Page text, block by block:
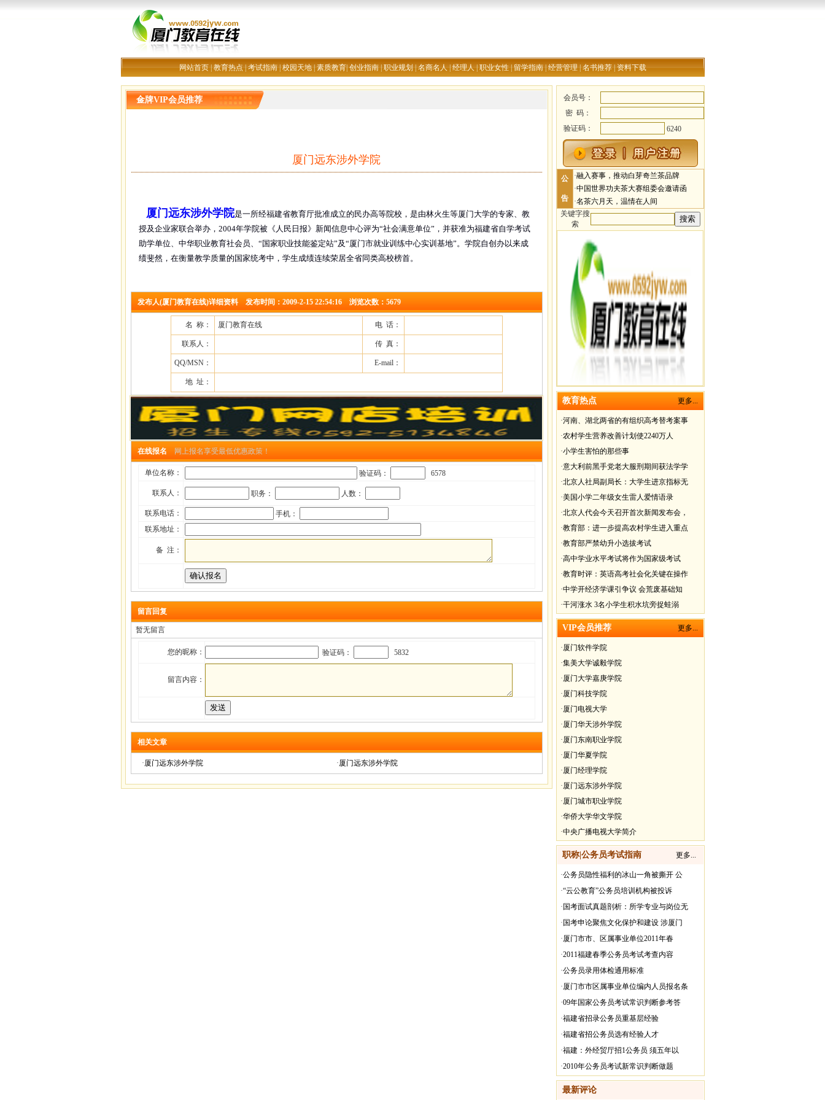
网站首页|教育热点|考试指南|校园天地|素质教育|创业指南|职业规划|名商名人|经理人|职业女性|留学指南|经营管理|名书推荐|资料下载
金牌VIP会员推荐
厦门远东涉外学院
厦门远东涉外学院是一所经福建省教育厅批准成立的民办高等院校，是由林火生等厦门大学的专家、教
授及企业家联合举办，2004年学院被《人民日报》新闻信息中心评为“社会满意单位”，并获准为福建省自学考试
助学单位、中华职业教育社会员、“国家职业技能鉴定站”及“厦门市就业训练中心实训基地”。学院自创办以来成
绩斐然，在衡量教学质量的国家统考中，学生成绩连续荣居全省同类高校榜首。
发布人(厦门教育在线)详细资料 发布时间：2009-2-15 22:54:16 浏览次数：5679
名 称： 厦门教育在线 电 话：
联系人： 传 真：
QQ/MSN： E-mail：
地 址：
在线报名 网上报名享受最低优惠政策！
单位名称： 验证码： 6578
联系人： 职务： 人数：
联系电话：
手机：
联系地址：
备 注：
留言回复
暂无留言
您的昵称： 验证码： 5832
留言内容：
相关文章
·厦门远东涉外学院 ·厦门远东涉外学院
会员号：
密 码：
验证码：
6240
公
告
·融入赛事，推动白芽奇兰茶品牌
·中国世界功夫茶大赛组委会邀请函
·名茶六月天，温情在人间
关键字搜
索
教育热点 更多...
·河南、湖北两省的有组织高考替考案事
·农村学生营养改善计划使2240万人
·小学生害怕的那些事
·意大利前黑手党老大服刑期间获法学学
·北京人社局副局长：大学生进京指标无
·美国小学二年级女生雷人爱情语录
·北京人代会今天召开首次新闻发布会，
·教育部：进一步提高农村学生进入重点
·教育部严禁幼升小选拔考试
·高中学业水平考试将作为国家级考试
·教育时评：英语高考社会化关键在操作
·中学开经济学课引争议 会荒废基础知
·干河涨水 3名小学生积水坑旁捉蛙溺
VIP会员推荐 更多...
·厦门软件学院
·集美大学诚毅学院
·厦门大学嘉庚学院
·厦门科技学院
·厦门电视大学
·厦门华天涉外学院
·厦门东南职业学院
·厦门华夏学院
·厦门经理学院
·厦门远东涉外学院
·厦门城市职业学院
·华侨大学华文学院
·中央广播电视大学简介
职称|公务员考试指南 更多...
·公务员隐性福利的冰山一角被撕开 公
·“云公教育”公务员培训机构被投诉
· 国考面试真题剖析：所学专业与岗位无
· 国考申论聚焦文化保护和建设 涉厦门
·厦门市市、区属事业单位2011年春
·2011福建春季公务员考试考查内容
·公务员录用体检通用标准
·厦门市市区属事业单位编内人员报名条
·09年国家公务员考试常识判断参考答
·福建省招录公务员重基层经验
·福建省招公务员选有经验人才
·福建：外经贸厅招1公务员 须五年以
·2010年公务员考试新常识判断做题
最新评论